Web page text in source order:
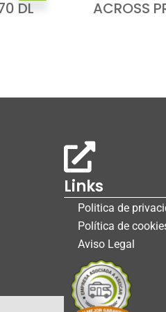
DL ACROSS
Links
Politica de
Política de
Aviso Legal